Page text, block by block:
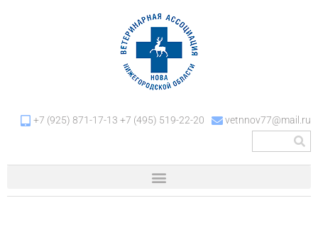
+7 (925) 871-17-13 +7 (495) 519-22-20 vetnnov77@mail.ru